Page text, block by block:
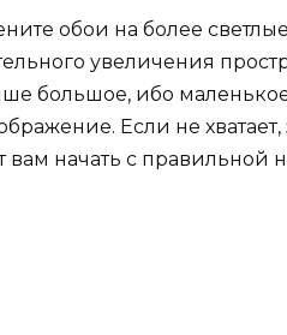
обои на более
увеличения
большое, ибо
Если не
вам начать с правильной